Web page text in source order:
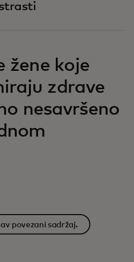
žene koje
zdrave
nesavršeno
povezani sadržaj.